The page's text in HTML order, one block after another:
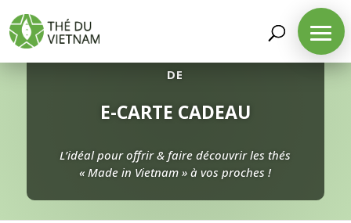
DE
E-CARTE CADEAU
L’idéal pour offrir & faire découvrir les thés
« Made in Vietnam » à vos proches !